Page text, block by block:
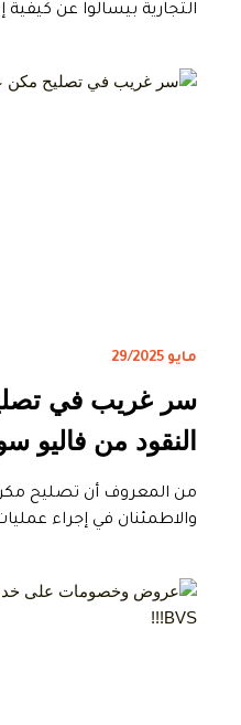
التجارية بيسالوا عن كيفية
مايو 29/2025
سر غريب في
النقود من فاليو
من المعروف أن تصليح مكن
والاطمئنان في إجراء